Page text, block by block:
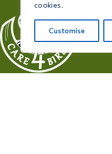
cookies.
Customise